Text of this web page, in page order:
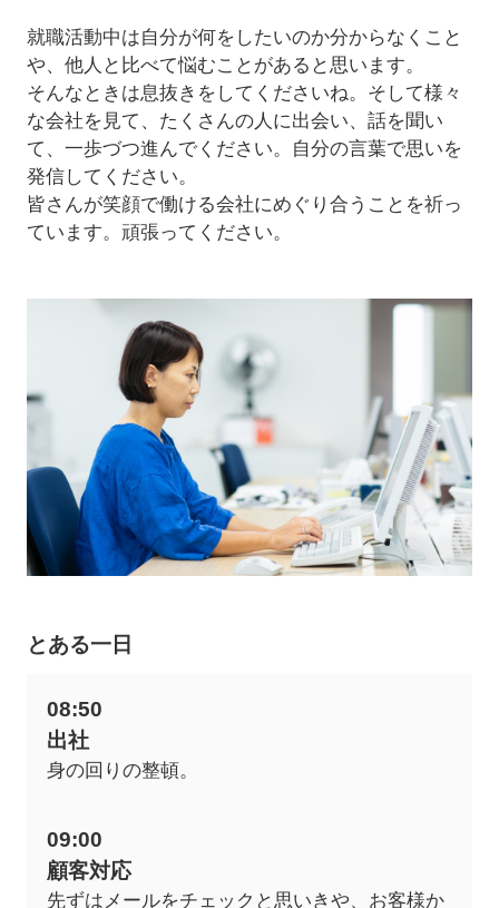
就職活動中は自分が何をしたいのか分からなくこと
や、他人と比べて悩むことがあると思います。
そんなときは息抜きをしてくださいね。そして様々
な会社を見て、たくさんの人に出会い、話を聞い
て、一歩づつ進んでください。自分の言葉で思いを
発信してください。
皆さんが笑顔で働ける会社にめぐり合うことを祈っ
ています。頑張ってください。
とある一日
08:50
出社
身の回りの整頓。
09:00
顧客対応
先ずはメールをチェックと思いきや、お客様か